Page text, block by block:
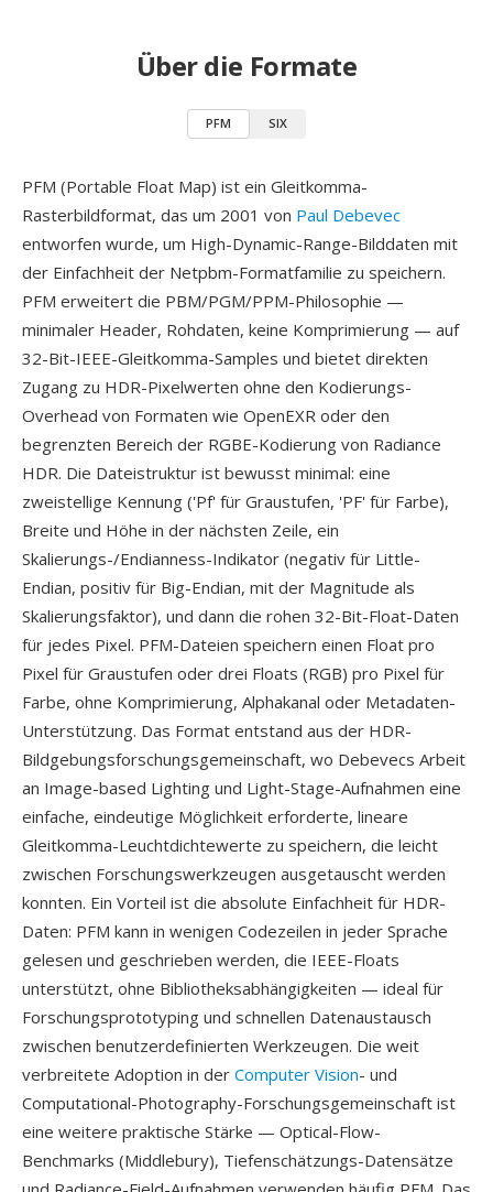
Über die Formate
PFM SIX
PFM (Portable Float Map) ist ein Gleitkomma-
Rasterbildformat, das um 2001 von Paul Debevec
entworfen wurde, um High-Dynamic-Range-Bilddaten mit
der Einfachheit der Netpbm-Formatfamilie zu speichern.
PFM erweitert die PBM/PGM/PPM-Philosophie —
minimaler Header, Rohdaten, keine Komprimierung — auf
32-Bit-IEEE-Gleitkomma-Samples und bietet direkten
Zugang zu HDR-Pixelwerten ohne den Kodierungs-
Overhead von Formaten wie OpenEXR oder den
begrenzten Bereich der RGBE-Kodierung von Radiance
HDR. Die Dateistruktur ist bewusst minimal: eine
zweistellige Kennung ('Pf' für Graustufen, 'PF' für Farbe),
Breite und Höhe in der nächsten Zeile, ein
Skalierungs-/Endianness-Indikator (negativ für Little-
Endian, positiv für Big-Endian, mit der Magnitude als
Skalierungsfaktor), und dann die rohen 32-Bit-Float-Daten
für jedes Pixel. PFM-Dateien speichern einen Float pro
Pixel für Graustufen oder drei Floats (RGB) pro Pixel für
Farbe, ohne Komprimierung, Alphakanal oder Metadaten-
Unterstützung. Das Format entstand aus der HDR-
Bildgebungsforschungsgemeinschaft, wo Debevecs Arbeit
an Image-based Lighting und Light-Stage-Aufnahmen eine
einfache, eindeutige Möglichkeit erforderte, lineare
Gleitkomma-Leuchtdichtewerte zu speichern, die leicht
zwischen Forschungswerkzeugen ausgetauscht werden
konnten. Ein Vorteil ist die absolute Einfachheit für HDR-
Daten: PFM kann in wenigen Codezeilen in jeder Sprache
gelesen und geschrieben werden, die IEEE-Floats
unterstützt, ohne Bibliotheksabhängigkeiten — ideal für
Forschungsprototyping und schnellen Datenaustausch
zwischen benutzerdefinierten Werkzeugen. Die weit
verbreitete Adoption in der Computer Vision- und
Computational-Photography-Forschungsgemeinschaft ist
eine weitere praktische Stärke — Optical-Flow-
Benchmarks (Middlebury), Tiefenschätzungs-Datensätze